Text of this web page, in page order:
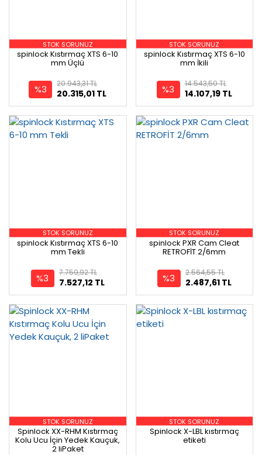
STOK SORUNUZ
spinlock Kıstırmaç XTS 6-10
mm Üçlü
%3 20.315,01 TL
20.943,31 TL
STOK SORUNUZ
spinlock Kıstırmaç XTS 6-10
mm İkili
%3 14.107,19 TL
14.543,50 TL
STOK SORUNUZ
spinlock Kıstırmaç XTS 6-10
mm Tekli
%3 7.527,12 TL
7.759,92 TL
STOK SORUNUZ
spinlock PXR Cam Cleat
RETROFİT 2/6mm
%3 2.487,61 TL
2.564,55 TL
STOK SORUNUZ
Spinlock XX-RHM Kıstırmaç
Kolu Ucu İçin Yedek Kauçuk,
2 liPaket
STOK SORUNUZ
Spinlock X-LBL kıstırmaç
etiketi